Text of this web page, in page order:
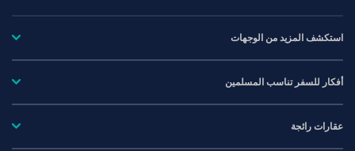
استكشف المزيد من الوجهات
أفكار للسفر تناسب المسلمين
عقارات رائجة